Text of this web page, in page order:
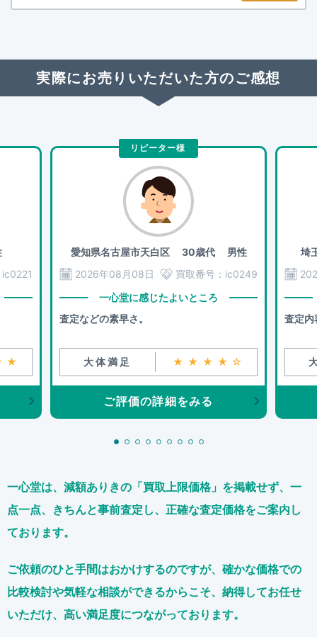
実際にお売りいただいた方のご感想
ic0221
リピーター様
愛知県名古屋市天白区30歳代 男性
2026年08月08日
買取番号： ic0249
一心堂に感じたよいところ
査定などの素早さ。
大体満足 ★★★★☆
ご評価の詳細をみる
埼
査定内
一心堂は、減額ありきの「買取上限価格」を掲載せず、 一
点一点、きちんと事前査定し、正確な査定価格をご案内し
ております。
ご依頼のひと手間はおかけするのですが、 確かな価格での
比較検討や気軽な相談ができるからこそ、 納得してお任せ
いただけ、高い満足度につながっております。